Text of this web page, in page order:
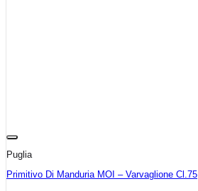
Puglia
Primitivo Di Manduria MOI – Varvaglione Cl.75